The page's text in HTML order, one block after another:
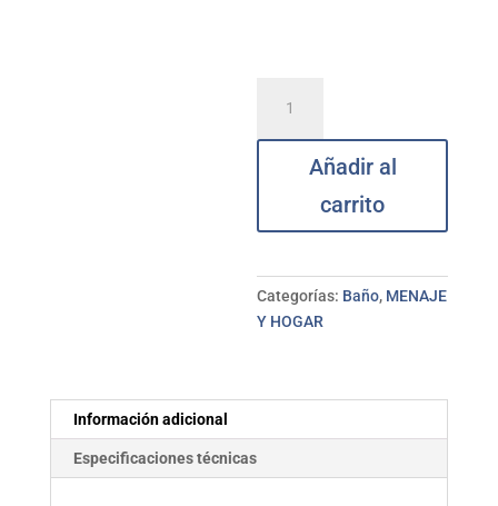
baño
s/t
Añadir al
carrito
Categorías: Baño, MENAJE
Y HOGAR
Información adicional
Especificaciones técnicas